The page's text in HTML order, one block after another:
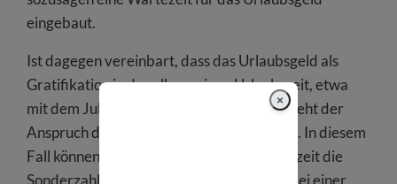
eingebaut.
Ist dagegen vereinbart, dass das Urlaubsgeld als
Gratifikation in der allgemeinen Urlaubszeit, etwa
mit dem Juli-Gehalt, ausgezahlt wird, besteht der
Anspruch darauf ohne Urlaubsgewährung. In diesem
Fall können auch Mitarbeiter in der Probezeit die
Sonderzahlung verlangen. Insbesondere bei einer
×